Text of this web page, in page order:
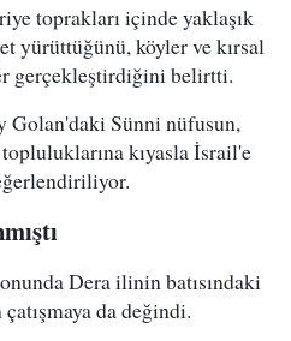
toprakları içinde yaklaşık
yürüttüğünü, köyler ve kırsal
gerçekleştirdiğini belirtti.
Golan'daki Sünni nüfusun,
kıyasla İsrail'e
Dera ilinin batısındaki
da değindi.